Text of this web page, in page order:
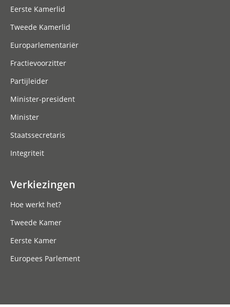
Eerste Kamerlid
Tweede Kamerlid
Europarlementariër
Fractievoorzitter
Partijleider
Minister-president
Minister
Staatssecretaris
Integriteit
Verkiezingen
Hoe werkt het?
Tweede Kamer
Eerste Kamer
Europees Parlement